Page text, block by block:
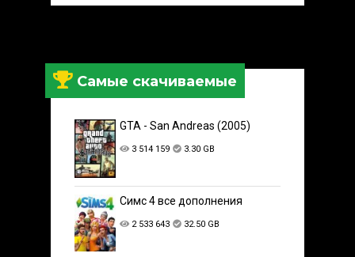
Самые скачиваемые
GTA - San Andreas (2005)
3 514 159 3.30 GB
Симс 4 все дополнения
2 533 643 32.50 GB